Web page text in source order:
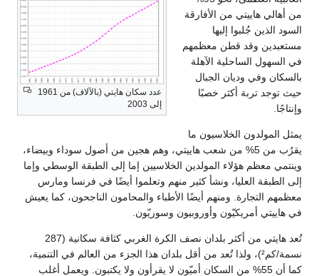
عدد سكان هايتي (بالآلاف) من 1961
إلى 2003
من أهالي هاييتي من الأفارقة
السود الذين جُلبوا إليها
مستعبدين وقد قطن معظمهم
في السهول الساحلية الآهلة
بالسكان وفي وديان الجبال
حيث توجد تربة أكثر خصبًا
وإنتاجًا.
يمثل المولدون الخلاسيون ما
يقرُب من 5% من شعب هاييتي، وهم هجين من أصول سوداء وبيضاء،
وينتمي معظم هؤلاء المولدين الخلاسيين إما إلى الطبقة الوسطي وإما
إلى الطبقة العليا، ونشأ كثير منهم وتعلموا أيضًا في فرنسا ومارس
معظمهم التجارة. ومنهم أيضًا الأطباء والمحامون الناجحون، كما يعيش
في هاييتي أمريكيّون وأوروبيون وسوريّون.
تُعد هايتي من أكثر بلدان نصف الكرة الغربي كثافة سكانية (287
نسمة/كم²)، ولذا تُعد من أقل بلدان هذا الجزء من العالم في التنمية،
كما أن 55% من السكان أميّون لا يقرأون ولا يكتبون. ويعمل أغلب